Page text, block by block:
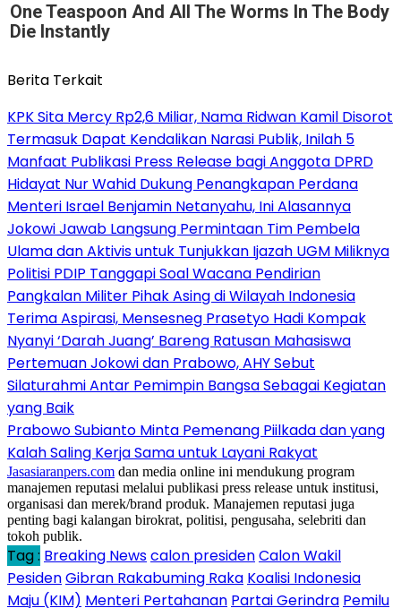
One Teaspoon And All The Worms In The Body
Die Instantly
Berita Terkait
KPK Sita Mercy Rp2,6 Miliar, Nama Ridwan Kamil Disorot
Termasuk Dapat Kendalikan Narasi Publik, Inilah 5
Manfaat Publikasi Press Release bagi Anggota DPRD
Hidayat Nur Wahid Dukung Penangkapan Perdana
Menteri Israel Benjamin Netanyahu, Ini Alasannya
Jokowi Jawab Langsung Permintaan Tim Pembela
Ulama dan Aktivis untuk Tunjukkan Ijazah UGM Miliknya
Politisi PDIP Tanggapi Soal Wacana Pendirian
Pangkalan Militer Pihak Asing di Wilayah Indonesia
Terima Aspirasi, Mensesneg Prasetyo Hadi Kompak
Nyanyi ‘Darah Juang’ Bareng Ratusan Mahasiswa
Pertemuan Jokowi dan Prabowo, AHY Sebut
Silaturahmi Antar Pemimpin Bangsa Sebagai Kegiatan
yang Baik
Prabowo Subianto Minta Pemenang Piilkada dan yang
Kalah Saling Kerja Sama untuk Layani Rakyat
Jasasiaranpers.com dan media online ini mendukung program
manajemen reputasi melalui publikasi press release untuk institusi,
organisasi dan merek/brand produk. Manajemen reputasi juga
penting bagi kalangan birokrat, politisi, pengusaha, selebriti dan
tokoh publik.
Tag : Breaking Newscalon presidenCalon Wakil
PesidenGibran Rakabuming Raka Koalisi Indonesia
Maju (KIM) Menteri Pertahanan Partai Gerindra Pemilu